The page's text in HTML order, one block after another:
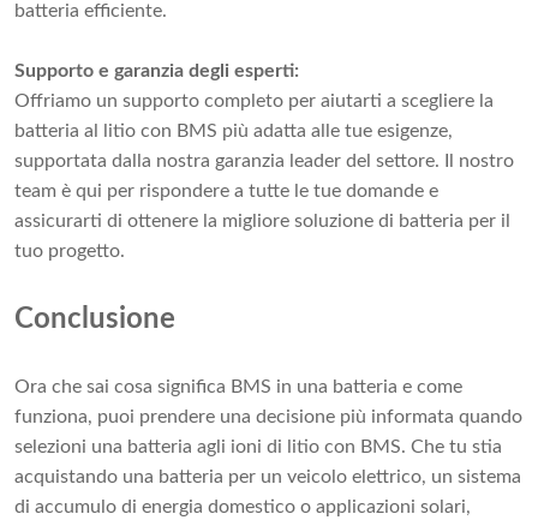
batteria efficiente.
Supporto e garanzia degli esperti:
Offriamo un supporto completo per aiutarti a scegliere la
batteria al litio con BMS più adatta alle tue esigenze,
supportata dalla nostra garanzia leader del settore. Il nostro
team è qui per rispondere a tutte le tue domande e
assicurarti di ottenere la migliore soluzione di batteria per il
tuo progetto.
Conclusione
Ora che sai cosa significa BMS in una batteria e come
funziona, puoi prendere una decisione più informata quando
selezioni una batteria agli ioni di litio con BMS. Che tu stia
acquistando una batteria per un veicolo elettrico, un sistema
di accumulo di energia domestico o applicazioni solari,